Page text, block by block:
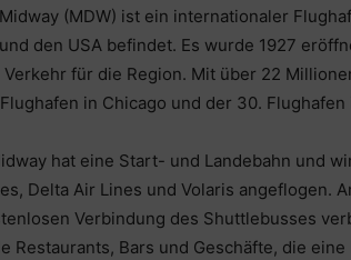
(MDW) ist ein internationaler
den USA befindet. Es wurde 1927
Verkehr für die Region. Mit über 22
in Chicago und der 30. Flughafen
hat eine Start- und Landebahn und
Delta Air Lines und Volaris angeflogen.
Verbindung des Shuttlebusses
Restaurants, Bars und Geschäfte, die